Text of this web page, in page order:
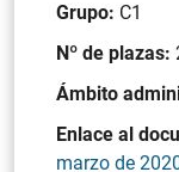
Grupo: C1
Nº de plazas:
Ámbito
Enlace al
marzo de